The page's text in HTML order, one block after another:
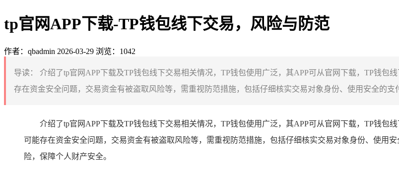
tp官网APP下载-TP钱包线下交易，风险与防范
作者：qbadmin 2026-03-29 浏览：1042
导读：
介绍了tp官网APP下载及TP钱包线下交易相关情况，TP钱包使用广泛，其APP可从官网下载，TP钱
存在资金安全问题，交易资金有被盗取风险等，需重视防范措施，包括仔细核实交易对象身份、使用安全的
介绍了tp官网APP下载及TP钱包线下交易相关情况，TP钱包使用广泛，其APP可从官网下载，TP钱包
可能存在资金安全问题，交易资金有被盗取风险等，需重视防范措施，包括仔细核实交易对象身份、使用
险，保障个人财产安全。